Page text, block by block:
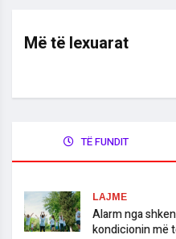
Më të lexuarat
TË FUNDIT
LAJME
Alarm nga
kondicionin më